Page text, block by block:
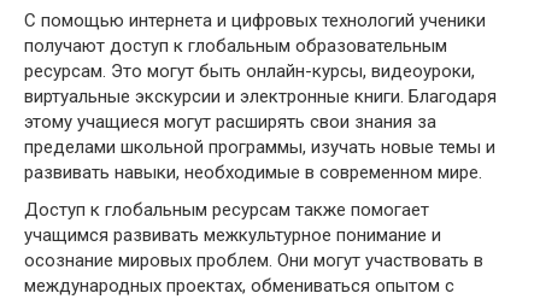
С помощью интернета и цифровых технологий ученики
получают доступ к глобальным образовательным
ресурсам. Это могут быть онлайн-курсы, видеоуроки,
виртуальные экскурсии и электронные книги. Благодаря
этому учащиеся могут расширять свои знания за
пределами школьной программы, изучать новые темы и
развивать навыки, необходимые в современном мире.
Доступ к глобальным ресурсам также помогает
учащимся развивать межкультурное понимание и
осознание мировых проблем. Они могут участвовать в
международных проектах, обмениваться опытом с